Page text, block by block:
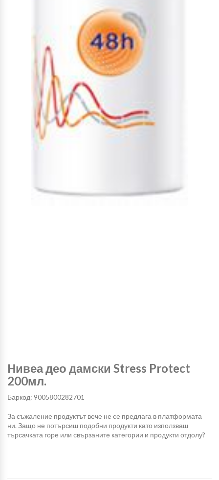
Нивеа део дамски Stress Protect
200мл.
Баркод: 9005800282701
За съжаление продуктът вече не се предлага в платформата
ни. Защо не потърсиш подобни продукти като използваш
търсачката горе или свързаните категории и продукти отдолу?